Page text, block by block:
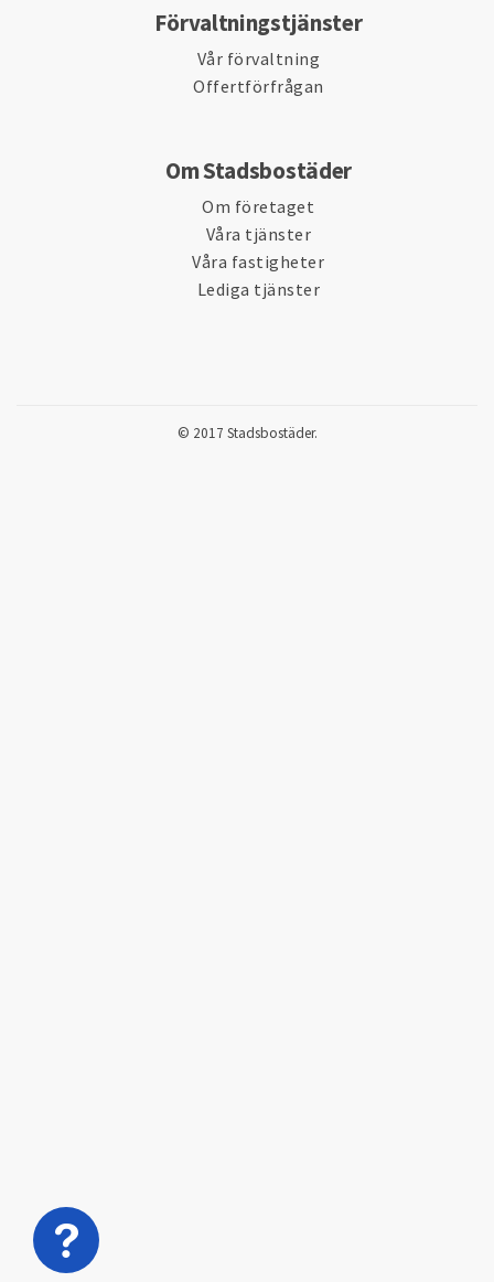
Förvaltningstjänster
Vår förvaltning
Offertförfrågan
Om Stadsbostäder
Om företaget
Våra tjänster
Våra fastigheter
Lediga tjänster
© 2017 Stadsbostäder.